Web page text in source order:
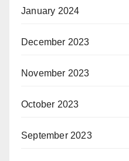
January 2024
December 2023
November 2023
October 2023
September 2023